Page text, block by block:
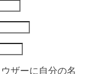
ザーに自分の名